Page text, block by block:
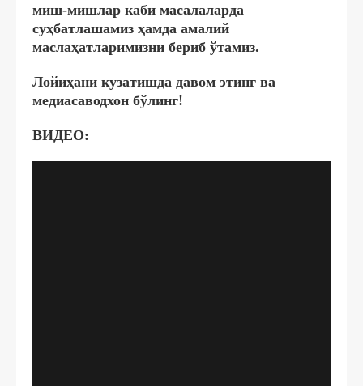
миш-мишлар каби масалаларда
суҳбатлашамиз ҳамда амалий
маслаҳатларимизни бериб ўтамиз.
Лойиҳани кузатишда давом этинг ва
медиасаводхон бўлинг!
ВИДЕО: